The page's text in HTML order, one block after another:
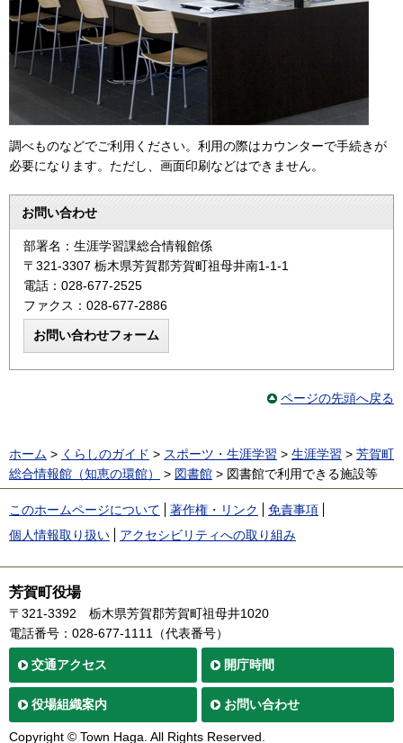
調べものなどでご利用ください。利用の際はカウンターで手続きが
必要になります。ただし、画面印刷などはできません。
お問い合わせ
部署名：生涯学習課総合情報館係
〒321-3307 栃木県芳賀郡芳賀町祖母井南1-1-1
電話：028-677-2525
ファクス：028-677-2886
ページの先頭へ戻る
ホーム > くらしのガイド > スポーツ・生涯学習 > 生涯学習 > 芳賀町
総合情報館（知恵の環館）
> 図書館 > 図書館で利用できる施設等
このホームページについて 著作権・リンク
免責事項
個人情報取り扱い
アクセシビリティへの取り組み
芳賀町役場
〒321-3392
栃木県芳賀郡芳賀町祖母井1020
電話番号：028-677-1111（代表番号）
交通アクセス 開庁時間
役場組織案内 お問い合わせ
Copyright © Town Haga. All Rights Reserved.